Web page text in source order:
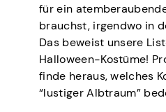
für ein
brauchst, irgendwo in
Das beweist unsere
Halloween-Kostüme!
finde heraus, welches
“lustiger Albtraum”